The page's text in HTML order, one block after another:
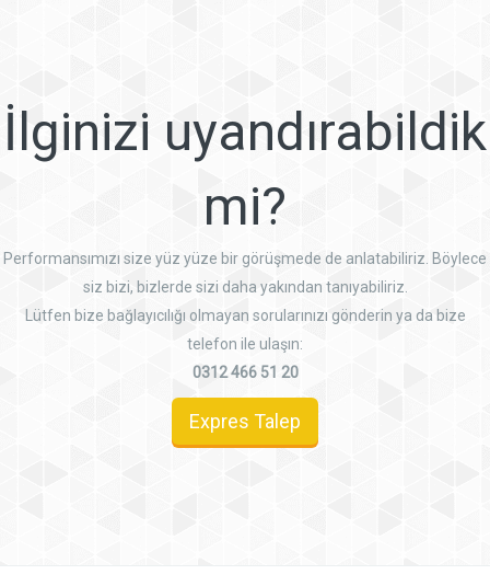
İlginizi uyandırabildik
mi?
Performansımızı size yüz yüze bir görüşmede de anlatabiliriz. Böylece
siz bizi, bizlerde sizi daha yakından tanıyabiliriz.
Lütfen bize bağlayıcılığı olmayan sorularınızı gönderin ya da bize
telefon ile ulaşın:
0312 466 51 20
Expres Talep